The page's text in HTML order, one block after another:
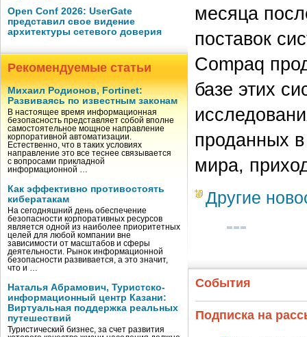
Open Conf 2026: UserGate
представил свое видение
архитектуры сетевого доверия
Рекомендуемые статьи
Михаил Родионов, Fortinet:
Развиваясь по известным законам
В настоящее время информационная
безопасность представляет собой вполне
самостоятельное мощное направление
корпоративной автоматизации.
Естественно, что в таких условиях
направление это все теснее связывается
с вопросами прикладной
информационной …
Как эффективно противостоять
кибератакам
На сегодняшний день обеспечение
безопасности корпоративных ресурсов
является одной из наиболее приоритетных
целей для любой компании вне
зависимости от масштабов и сферы
деятельности. Рынок информационной
безопасности развивается, а это значит,
что и …
Наталья Абрамович, Туристско-
информационный центр Казани:
Виртуальная поддержка реальных
путешествий
Туристический бизнес, за счет развития
месяца
поставок
Compaq
базе этих
проданных в
мира,
Другие
События
Подписка на